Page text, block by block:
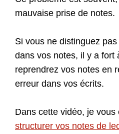
mauvaise prise de notes.
Si vous ne distinguez
dans vos notes, il y a fort
reprendrez vos notes en
erreur dans vos écrits.
Dans cette vidéo, je
structurer vos notes de